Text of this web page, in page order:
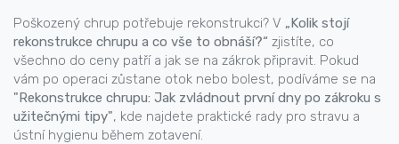
Poškozený chrup potřebuje rekonstrukci? V „Kolik stojí
rekonstrukce chrupu a co vše to obnáší?“ zjistíte, co
všechno do ceny patří a jak se na zákrok připravit. Pokud
vám po operaci zůstane otok nebo bolest, podíváme se na
"Rekonstrukce chrupu: Jak zvládnout první dny po zákroku s
užitečnými tipy", kde najdete praktické rady pro stravu a
ústní hygienu během zotavení.